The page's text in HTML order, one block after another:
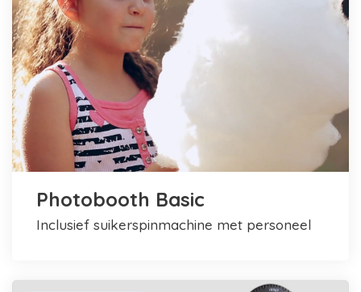
Photobooth Basic
inclusief suikerspinmachine met personeel